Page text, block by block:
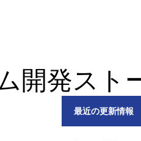
開発ス
最近の更新情報